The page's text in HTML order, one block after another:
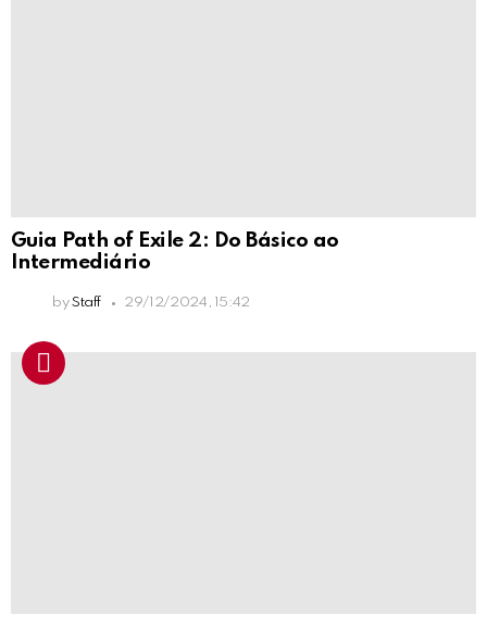
Guia Path of Exile 2: Do Básico ao
Intermediário
by Staff 29/12/2024, 15:42